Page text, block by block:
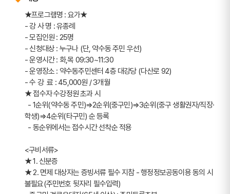
★프로그램명 : 요가★
- 강 사 명 : 유종례
- 모집인원 : 25명
- 신청대상 : 누구나 (단, 약수동 주민 우선)
- 운영시간 : 화,목 09:30~11:30
- 운영장소 : 약수동주민센터 4층 대강당 (다산로 92)
- 수 강  료 : 45,000원 / 3개월
★ 접수자 수강정원 초과 시
학생)⇒4순위(타구민) 순 등록
  - 동순위에서는 접수시간 선착순 적용
<구비서류>
★ 1. 신분증
★ 2. 면제 대상자는 증빙서류 필수 지참 - 행정정보공동이용 동의 시
불필요(주민번호 뒷자리 필수입력)